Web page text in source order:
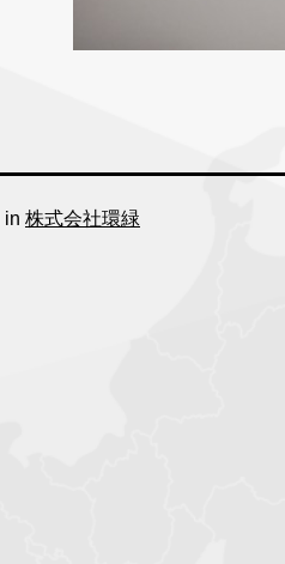
in 株式会社環緑